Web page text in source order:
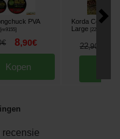
PVA
[m9155]
€ 8,90€
Kopen
Korda Compac
Large [225970
22,90
recensie